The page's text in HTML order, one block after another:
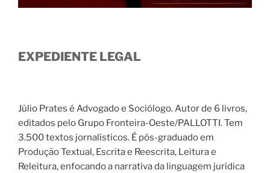
EXPEDIENTE LEGAL
Júlio Prates é Advogado e Sociólogo. Autor de 6 livros,
editados pelo Grupo Fronteira-Oeste/PALLOTTI. Tem
3.500 textos jornalísticos. É pós-graduado em
Produção Textual, Escrita e Reescrita, Leitura e
Releitura, enfocando a narrativa da linguagem jurídica